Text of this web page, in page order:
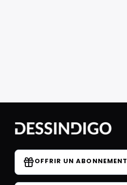
OFFRIR UN ABONNEMENT